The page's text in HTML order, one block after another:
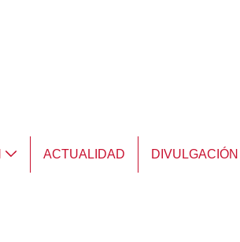
ACTUALIDAD DIVULGACIÓN